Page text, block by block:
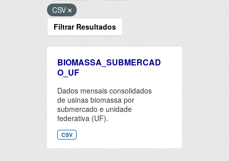
CSV
Filtrar Resultados
BIOMASSA_SUBMERCAD
O_UF
Dados mensais consolidados
de usinas biomassa por
submercado e unidade
federativa (UF).
CSV